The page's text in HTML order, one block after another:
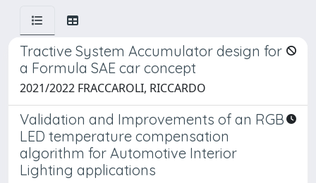
Tractive System Accumulator design for
a Formula SAE car concept
2021/2022 FRACCAROLI, RICCARDO
Validation and Improvements of an RGB
LED temperature compensation
algorithm for Automotive Interior
Lighting applications